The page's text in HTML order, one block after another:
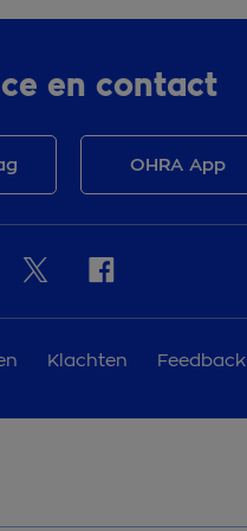
en contact
OHRA App
Klachten Feedback